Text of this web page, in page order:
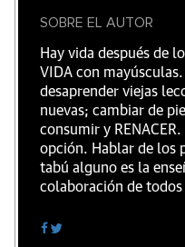
SOBRE EL AUTOR
Hay vida después de
VIDA con
desaprender viejas
nuevas; cambiar de
consumir y
opción. Hablar de los
tabú alguno es la
colaboración de